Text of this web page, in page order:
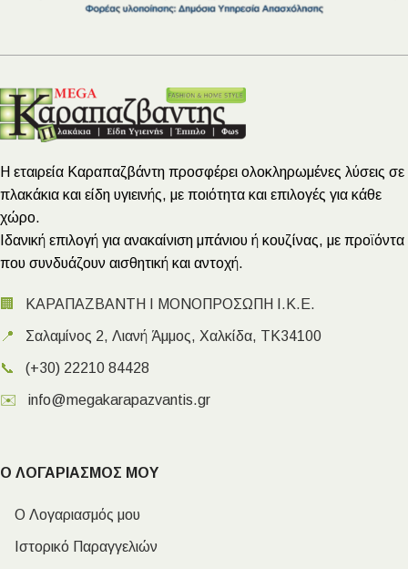
Η εταιρεία Καραπαζβάντη προσφέρει ολοκληρωμένες λύσεις σε
πλακάκια και είδη υγιεινής, με ποιότητα και επιλογές για κάθε
χώρο.
Ιδανική επιλογή για ανακαίνιση μπάνιου ή κουζίνας, με προϊόντα
που συνδυάζουν αισθητική και αντοχή.
🏢 ΚΑΡΑΠΑΖΒΑΝΤΗ Ι ΜΟΝΟΠΡΟΣΩΠΗ Ι.Κ.Ε.
📍 Σαλαμίνος 2, Λιανή Άμμος, Χαλκίδα, ΤΚ34100
📞 (+30) 22210 84428
✉️ info@megakarapazvantis.gr
Ο ΛΟΓΑΡΙΑΣΜΟΣ ΜΟΥ
Ο Λογαριασμός μου
Ιστορικό Παραγγελιών